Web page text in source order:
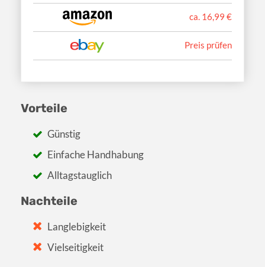
ca. 16,99 €
Preis prüfen
Vorteile
Günstig
Einfache Handhabung
Alltagstauglich
Nachteile
Langlebigkeit
Vielseitigkeit